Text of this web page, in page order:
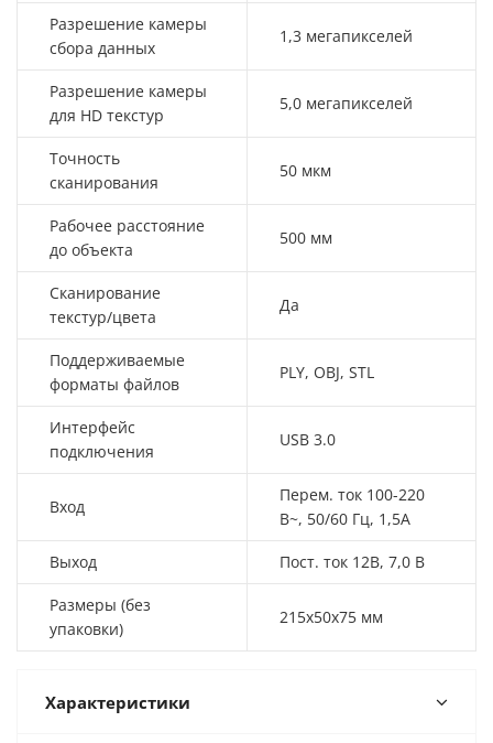
Разрешение камеры
сбора данных
1,3 мегапикселей
Разрешение камеры
для HD текстур
5,0 мегапикселей
Точность
сканирования
50 мкм
Рабочее расстояние
до объекта
500 мм
Сканирование
текстур/цвета
Да
Поддерживаемые
форматы файлов
PLY, OBJ, STL
Интерфейс
подключения
USB 3.0
Вход
Перем. ток 100-220
В~, 50/60 Гц, 1,5A
Выход Пост. ток 12В, 7,0 В
Размеры (без
упаковки)
215х50х75 мм
Характеристики